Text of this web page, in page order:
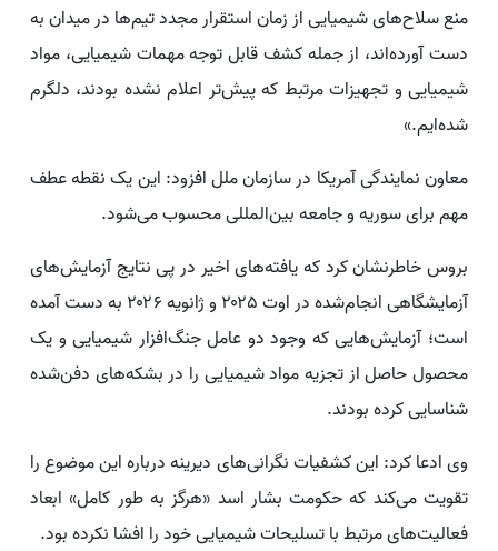
منع سلاح‌های شیمیایی از زمان استقرار مجدد تیم‌ها در میدان به
دست آورده‌اند، از جمله کشف قابل توجه مهمات شیمیایی، مواد
شیمیایی و تجهیزات مرتبط که پیش‌تر اعلام نشده بودند، دلگرم
شده‌ایم.»
معاون نمایندگی آمریکا در سازمان ملل افزود: این یک نقطه عطف
مهم برای سوریه و جامعه بین‌المللی محسوب می‌شود.
بروس خاطرنشان کرد که یافته‌های اخیر در پی نتایج آزمایش‌های
آزمایشگاهی انجام‌شده در اوت ۲۰۲۵ و ژانویه ۲۰۲۶ به دست آمده
است؛ آزمایش‌هایی که وجود دو عامل جنگ‌افزار شیمیایی و یک
محصول حاصل از تجزیه مواد شیمیایی را در بشکه‌های دفن‌شده
شناسایی کرده بودند.
وی ادعا کرد: این کشفیات نگرانی‌های دیرینه درباره این موضوع را
تقویت می‌کند که حکومت بشار اسد «هرگز به طور کامل» ابعاد
فعالیت‌های مرتبط با تسلیحات شیمیایی خود را افشا نکرده بود.